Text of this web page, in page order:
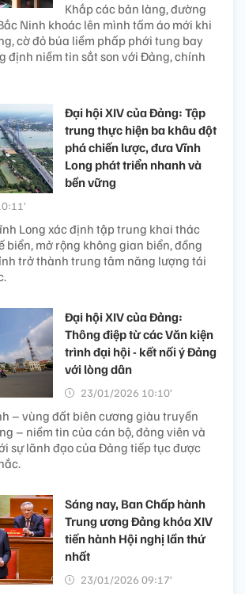
Khắp các bản làng, đường
Ninh khoác lên mình tấm áo mới khi
cờ đỏ búa liềm phấp phới tung bay
định niềm tin sắt son với Đảng, chính
Đại hội XIV của Đảng: Tập
trung thực hiện ba khâu đột
phá chiến lược, đưa Vĩnh
Long phát triển nhanh và
bền vững
Long xác định tập trung khai thác
biển, mở rộng không gian biển, đồng
trở thành trung tâm năng lượng tái
Đại hội XIV của Đảng:
Thông điệp từ các Văn kiện
trình đại hội - kết nối ý Đảng
với lòng dân
23/01/2026 10:10’
– vùng đất biên cương giàu truyền
– niềm tin của cán bộ, đảng viên và
sự lãnh đạo của Đảng tiếp tục được
Sáng nay, Ban Chấp hành
Trung ương Đảng khóa XIV
tiến hành Hội nghị lần thứ
nhất
23/01/2026 09:17’